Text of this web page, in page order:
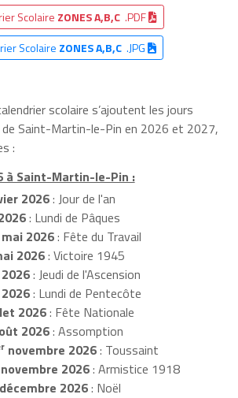
Scolaire ZONES A,B,C .PDF
Scolaire ZONES A,B,C.JPG
scolaire s’ajoutent les jours
Saint-Martin-le-Pin en 2026 et 2027,
:
à Saint-Martin-le-Pin :
2026: Jour de l'an
: Lundi de Pâques
mai 2026: Fête du Travail
2026: Victoire 1945
: Jeudi de l'Ascension
: Lundi de Pentecôte
2026: Fête Nationale
2026: Assomption
novembre 2026: Toussaint
2026: Armistice 1918
2026: Noël